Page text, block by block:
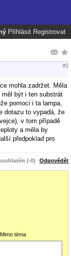
Přihlásit Registrovat
#2
mohla zadržet. Měla
být i ten substrát
pomoci i ta lampa,
dotazu to vypadá, že
v tom případě
a měla by
předpoklad pro
(-0) Odpovědět
Mimo téma